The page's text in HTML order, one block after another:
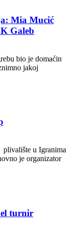
Mia Mucić
Galeb
bio je domaćin
jakoj
u Igranima
je organizator
turnir